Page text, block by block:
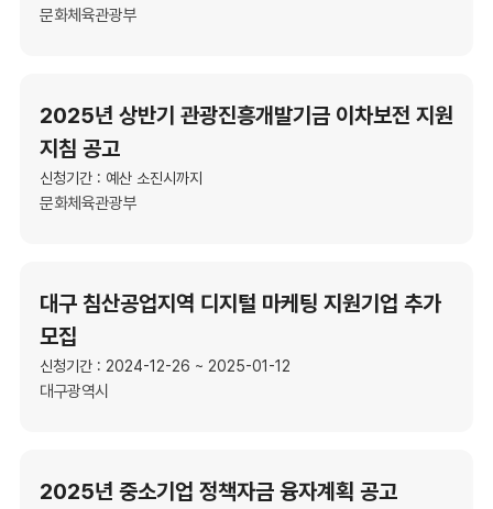
문화체육관광부
2025년 상반기 관광진흥개발기금 이차보전 지원
지침 공고
신청기간 : 예산 소진시까지
문화체육관광부
대구 침산공업지역 디지털 마케팅 지원기업 추가
모집
신청기간 : 2024-12-26 ~ 2025-01-12
대구광역시
2025년 중소기업 정책자금 융자계획 공고